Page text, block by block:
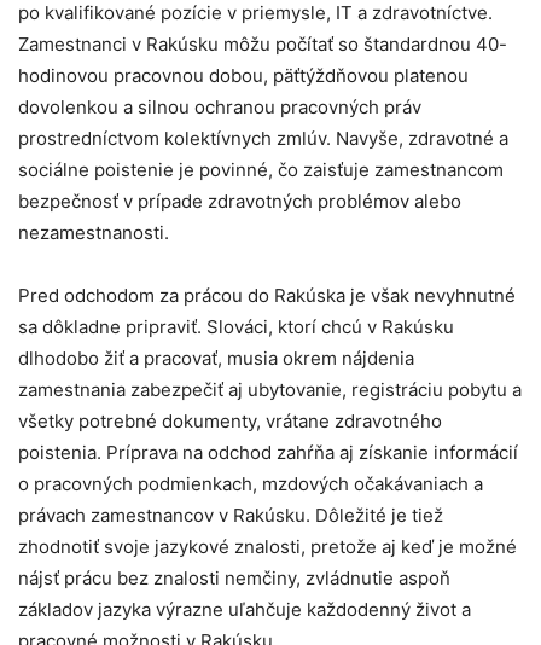
po kvalifikované pozície v priemysle, IT a zdravotníctve.
Zamestnanci v Rakúsku môžu počítať so štandardnou 40-
hodinovou pracovnou dobou, päťtýždňovou platenou
dovolenkou a silnou ochranou pracovných práv
prostredníctvom kolektívnych zmlúv. Navyše, zdravotné a
sociálne poistenie je povinné, čo zaisťuje zamestnancom
bezpečnosť v prípade zdravotných problémov alebo
nezamestnanosti.
Pred odchodom za prácou do Rakúska je však nevyhnutné
sa dôkladne pripraviť. Slováci, ktorí chcú v Rakúsku
dlhodobo žiť a pracovať, musia okrem nájdenia
zamestnania zabezpečiť aj ubytovanie, registráciu pobytu a
všetky potrebné dokumenty, vrátane zdravotného
poistenia. Príprava na odchod zahŕňa aj získanie informácií
o pracovných podmienkach, mzdových očakávaniach a
právach zamestnancov v Rakúsku. Dôležité je tiež
zhodnotiť svoje jazykové znalosti, pretože aj keď je možné
nájsť prácu bez znalosti nemčiny, zvládnutie aspoň
základov jazyka výrazne uľahčuje každodenný život a